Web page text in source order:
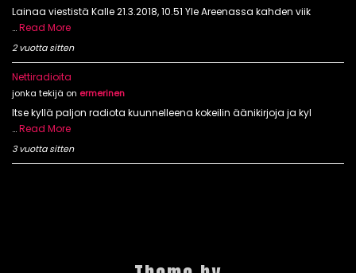
Lainaa viestistä Kalle 21.3.2018, 10.51 Yle Areenassa kahden viik
…Read More
2 vuotta sitten
Nettiradioita
jonka tekijä on ermerinen
Itse kyllä paljon radiota kuunnelleena kokeilin äänikirjoja ja kyl
…Read More
3 vuotta sitten